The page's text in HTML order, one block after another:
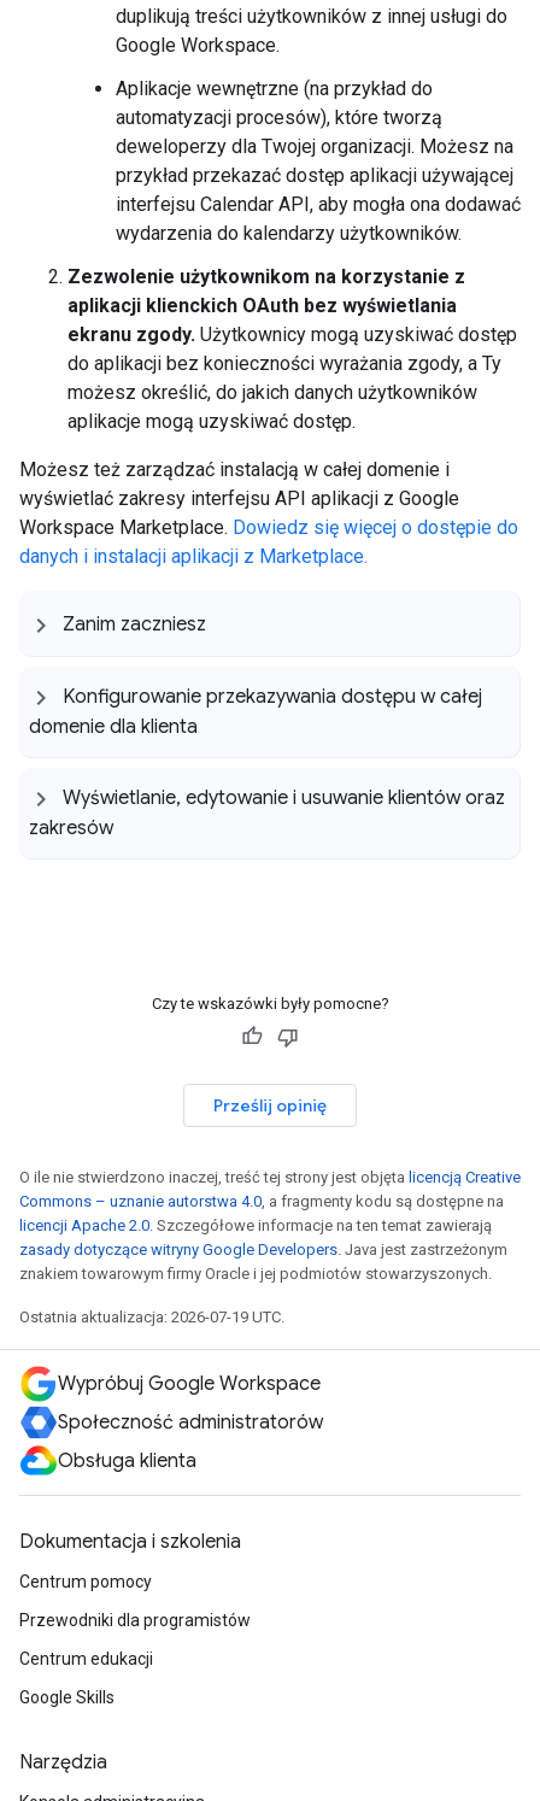
duplikują treści użytkowników z innej usługi do
Google Workspace.
Aplikacje wewnętrzne (na przykład do
automatyzacji procesów), które tworzą
deweloperzy dla Twojej organizacji. Możesz na
przykład przekazać dostęp aplikacji używającej
interfejsu Calendar API, aby mogła ona dodawać
wydarzenia do kalendarzy użytkowników.
Zezwolenie użytkownikom na korzystanie z
aplikacji klienckich OAuth bez wyświetlania
ekranu zgody. Użytkownicy mogą uzyskiwać dostęp
do aplikacji bez konieczności wyrażania zgody, a Ty
możesz określić, do jakich danych użytkowników
aplikacje mogą uzyskiwać dostęp.
Możesz też zarządzać instalacją w całej domenie i
wyświetlać zakresy interfejsu API aplikacji z Google
Workspace Marketplace. Dowiedz się więcej o dostępie do
danych i instalacji aplikacji z Marketplace.
Zanim zaczniesz
Konfigurowanie przekazywania dostępu w całej
domenie dla klienta
Wyświetlanie, edytowanie i usuwanie klientów oraz
zakresów
Czy te wskazówki były pomocne?
Prześlij opinię
O ile nie stwierdzono inaczej, treść tej strony jest objęta licencją Creative
Commons – uznanie autorstwa 4.0 , a fragmenty kodu są dostępne na
licencji Apache 2.0 . Szczegółowe informacje na ten temat zawierają
zasady dotyczące witryny Google Developers . Java jest zastrzeżonym
znakiem towarowym firmy Oracle i jej podmiotów stowarzyszonych.
Ostatnia aktualizacja: 2026-07-19 UTC.
Wypróbuj Google Workspace
Społeczność administratorów
Obsługa klienta
Dokumentacja i szkolenia
Centrum pomocy
Przewodniki dla programistów
Centrum edukacji
Google Skills
Narzędzia